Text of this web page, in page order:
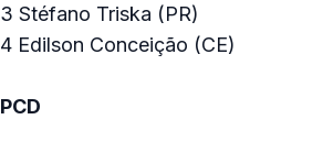
3 Stéfano Triska (PR)
4 Edilson Conceição (CE)
PCD